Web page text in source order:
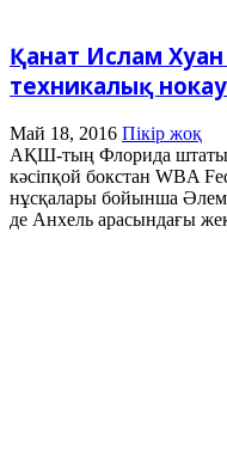
Қанат Ислам
техникалық
Май 18, 2016 Пікір жоқ
АҚШ-тың Флорида
кәсіпқой бокстан WBA
нұсқалары бойынша
де Анхель арасындағы